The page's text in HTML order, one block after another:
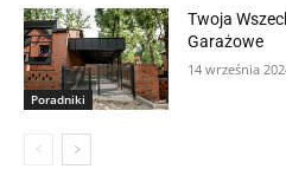
Poradniki
Twoja
Garażowe
14 września